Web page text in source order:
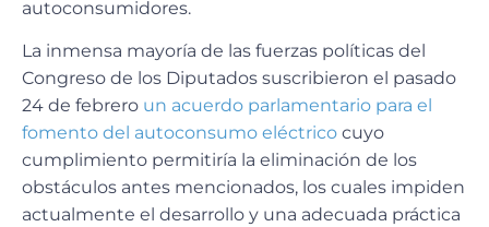
autoconsumidores.
La inmensa mayoría de las fuerzas políticas del
Congreso de los Diputados suscribieron el pasado
24 de febrero un acuerdo parlamentario para el
fomento del autoconsumo eléctrico cuyo
cumplimiento permitiría la eliminación de los
obstáculos antes mencionados, los cuales impiden
actualmente el desarrollo y una adecuada práctica